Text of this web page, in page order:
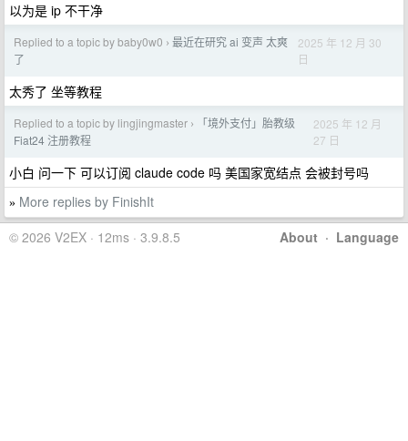
以为是 ip 不干净
Replied to a topic by baby0w0 › 最近在研究 ai 变声 太爽
了
2025 年 12 月 30
日
太秀了 坐等教程
Replied to a topic by lingjingmaster ›
「境外支付」胎教级
Fiat24 注册教程
2025 年 12 月
27 日
小白 问一下 可以订阅 claude code 吗 美国家宽结点 会被封号吗
» More replies by FinishIt
About · Language
© 2026 V2EX · 12ms · 3.9.8.5